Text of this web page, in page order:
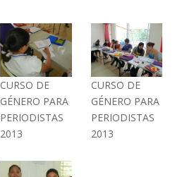
CURSO DE
GÉNERO PARA
PERIODISTAS
2013
CURSO DE
GÉNERO PARA
PERIODISTAS
2013